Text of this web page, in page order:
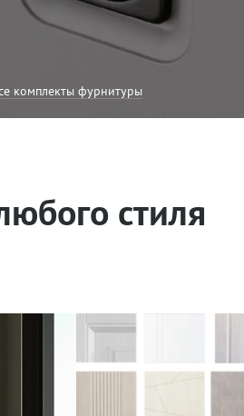
комплекты фурнитуры
стиля